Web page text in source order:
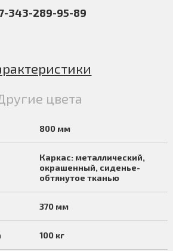
343-289-95-89
цвета
800 мм
Каркас: металлический,
окрашенный, сиденье-
обтянутое тканью
370 мм
100 кг